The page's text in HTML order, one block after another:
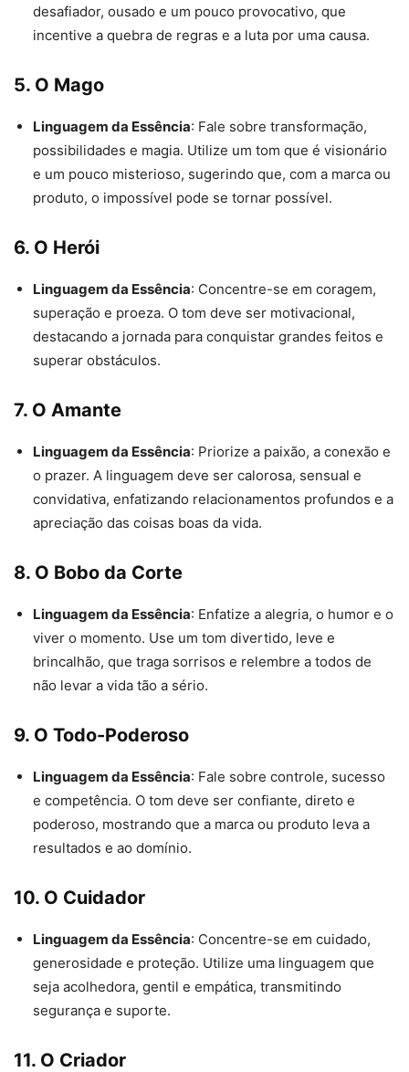
desafiador, ousado e um pouco provocativo, que
incentive a quebra de regras e a luta por uma causa.
5. O Mago
Linguagem da Essência: Fale sobre transformação,
possibilidades e magia. Utilize um tom que é visionário
e um pouco misterioso, sugerindo que, com a marca ou
produto, o impossível pode se tornar possível.
6. O Herói
Linguagem da Essência: Concentre-se em coragem,
superação e proeza. O tom deve ser motivacional,
destacando a jornada para conquistar grandes feitos e
superar obstáculos.
7. O Amante
Linguagem da Essência: Priorize a paixão, a conexão e
o prazer. A linguagem deve ser calorosa, sensual e
convidativa, enfatizando relacionamentos profundos e a
apreciação das coisas boas da vida.
8. O Bobo da Corte
Linguagem da Essência: Enfatize a alegria, o humor e o
viver o momento. Use um tom divertido, leve e
brincalhão, que traga sorrisos e relembre a todos de
não levar a vida tão a sério.
9. O Todo-Poderoso
Linguagem da Essência: Fale sobre controle, sucesso
e competência. O tom deve ser confiante, direto e
poderoso, mostrando que a marca ou produto leva a
resultados e ao domínio.
10. O Cuidador
Linguagem da Essência: Concentre-se em cuidado,
generosidade e proteção. Utilize uma linguagem que
seja acolhedora, gentil e empática, transmitindo
segurança e suporte.
11. O Criador